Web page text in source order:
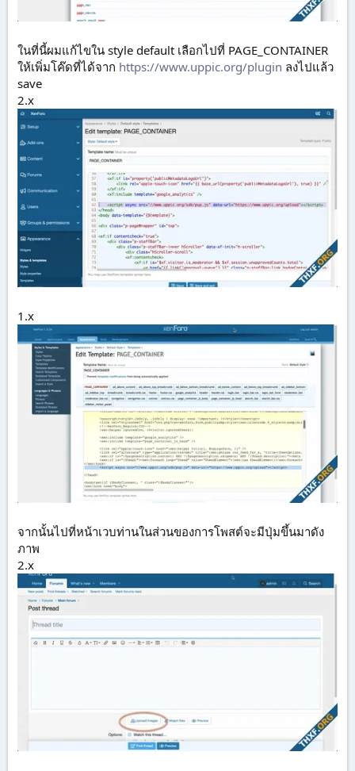
ในที่นี้ผมแก้ไขใน style default เลือกไปที่ PAGE_CONTAINER
ให้เพิ่มโค๊ดที่ได้จาก https://www.uppic.org/plugin ลงไปแล้ว
save
2.x
1.x
จากนั้นไปที่หน้าเวบท่านในส่วนของการโพสต์จะมีปุ่มขึ้นมาดัง
ภาพ
2.x